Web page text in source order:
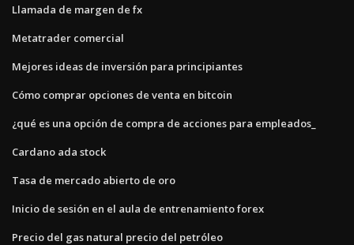
Llamada de margen de fx
Metatrader comercial
Mejores ideas de inversión para principiantes
Cómo comprar opciones de venta en bitcoin
¿qué es una opción de compra de acciones para empleados_
Cardano ada stock
Tasa de mercado abierto de oro
Inicio de sesión en el aula de entrenamiento forex
Precio del gas natural precio del petróleo